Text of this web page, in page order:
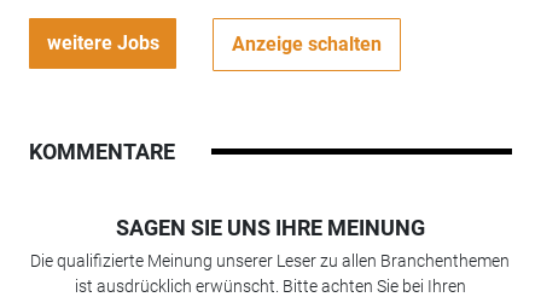
weitere Jobs Anzeige schalten
KOMMENTARE
SAGEN SIE UNS IHRE MEINUNG
Die qualifizierte Meinung unserer Leser zu allen Branchenthemen
ist ausdrücklich erwünscht. Bitte achten Sie bei Ihren